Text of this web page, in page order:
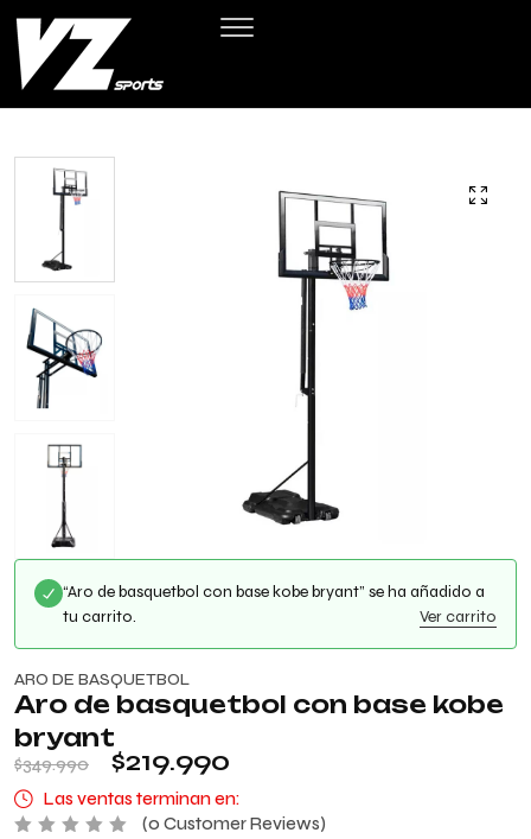
“Aro de basquetbol con base kobe bryant” se ha añadido a
tu carrito.
Ver carrito
ARO DE BASQUETBOL
Aro de basquetbol con base kobe
bryant
$349.990 $219.990
Las ventas terminan en:
(0 Customer Reviews)